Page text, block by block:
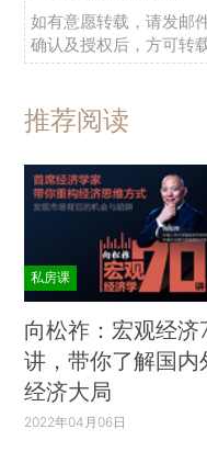
如有意愿转载，请发邮
确认及授权后，方可转载
推荐阅读
私房课
向松祚：宏观经济
讲，带你了解国内
经济大局
2022年04月06日